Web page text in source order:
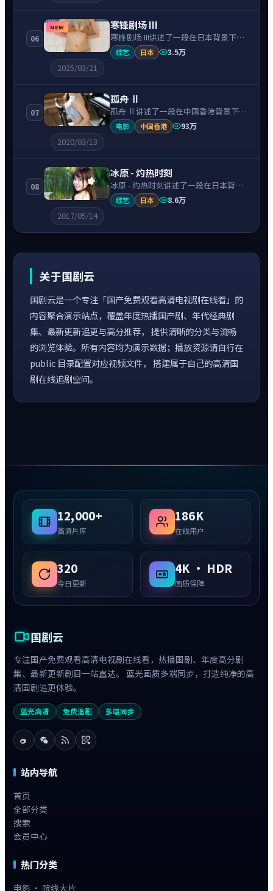
06
NEW 寒锋剧场 III
寒锋剧场 III讲述了一段在日本背景下的
喜剧故事，围绕山田孝之饰演的主角逐
层展开，人物动机与命运转折相互牵
综艺 日本
3.5万
2025/03/21
07
孤舟 Ⅱ
孤舟 Ⅱ讲述了一段在中国香港背景下的
战争故事，围绕古天乐饰演的主角逐层
展开，人物动机与命运转折相互牵引，
电影 中国香港
93万
2020/03/13
08
冰原 - 灼热时刻
冰原 - 灼热时刻讲述了一段在日本背景
下的动漫故事，围绕山田孝之饰演的主
角逐层展开，人物动机与命运转折相互
综艺 日本
8.6万
2017/05/14
关于国剧云
国剧云是一个专注「国产免费观看高清电视剧在线看」的
内容聚合演示站点，覆盖年度热播国产剧、年代经典剧
集、最新更新追更与高分推荐， 提供清晰的分类与流畅
的浏览体验。所有内容均为演示数据；播放资源请自行在
public 目录配置对应视频文件， 搭建属于自己的高清国
剧在线追剧空间。
12,000+
高清片库
186K
在线用户
320
今日更新
4K · HDR
画质保障
国剧云
专注国产免费观看高清电视剧在线看，热播国剧、年度高分剧
集、最新更新剧目一站直达。 蓝光画质多端同步，打造纯净的高
清国剧追更体验。
蓝光高清 免费追剧 多端同步
站内导航
首页
全部分类
搜索
会员中心
热门分类
电影 · 院线大片